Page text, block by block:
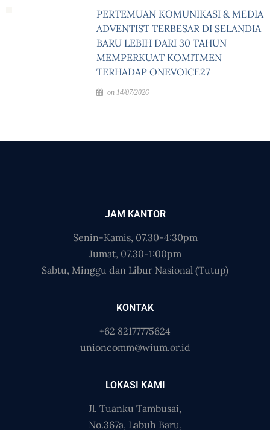
PERTEMUAN KOMUNIKASI & MEDIA
ADVENTIST TERBESAR DI SELANDIA
BARU LEBIH DARI 30 TAHUN
MEMPERKUAT KOMITMEN
TERHADAP ONEVOICE27
on 14/07/2026
JAM KANTOR
Senin-Kamis, 07.30-4:30pm
Jumat, 07.30-1:00pm
Sabtu, Minggu dan Libur Nasional (Tutup)
KONTAK
+62 82177775624
unioncomm@wium.or.id
LOKASI KAMI
Jl. Tuanku Tambusai,
No.367a, Labuh Baru,